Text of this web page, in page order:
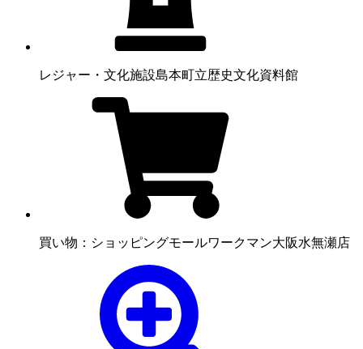
レジャー・文化施設島本町立歴史文化資料館
買い物：ショッピングモールワークマン大阪水無瀬店